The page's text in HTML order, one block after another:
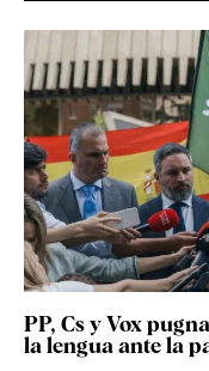
PP, Cs y Vox
la lengua ante la